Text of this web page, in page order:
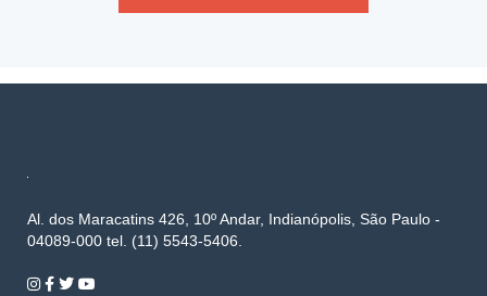
Al. dos Maracatins 426, 10º Andar, Indianópolis, São Paulo -
04089-000 tel. (11) 5543-5406.